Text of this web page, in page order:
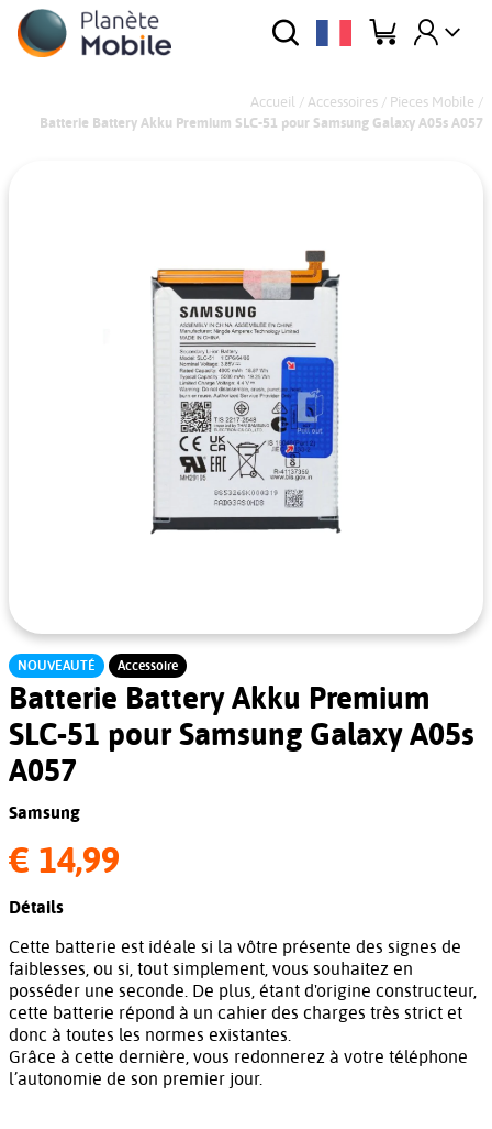
Accueil / Accessoires / Pieces Mobile /
Batterie Battery Akku Premium SLC-51 pour Samsung Galaxy A05s A057
NOUVEAUTÉ Accessoire
Batterie Battery Akku Premium
SLC-51 pour Samsung Galaxy A05s
A057
Samsung
€ 14,99
Détails
Cette batterie est idéale si la vôtre présente des signes de
faiblesses, ou si, tout simplement, vous souhaitez en
posséder une seconde. De plus, étant d'origine constructeur,
cette batterie répond à un cahier des charges très strict et
donc à toutes les normes existantes.
Grâce à cette dernière, vous redonnerez à votre téléphone
l’autonomie de son premier jour.